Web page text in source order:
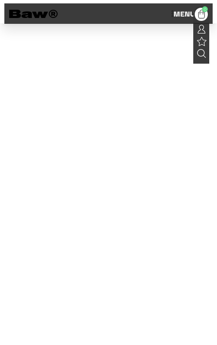
MENU 0